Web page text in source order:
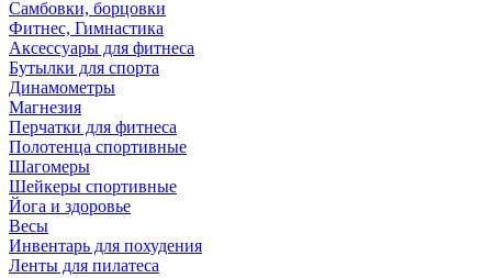
Самбовки, борцовки
Фитнес, Гимнастика
Аксессуары для фитнеса
Бутылки для спорта
Динамометры
Магнезия
Перчатки для фитнеса
Полотенца спортивные
Шагомеры
Шейкеры спортивные
Йога и здоровье
Весы
Инвентарь для похудения
Ленты для пилатеса